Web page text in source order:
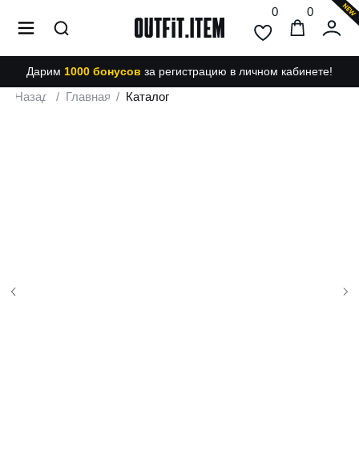
Назад Главная
/ Каталог
/